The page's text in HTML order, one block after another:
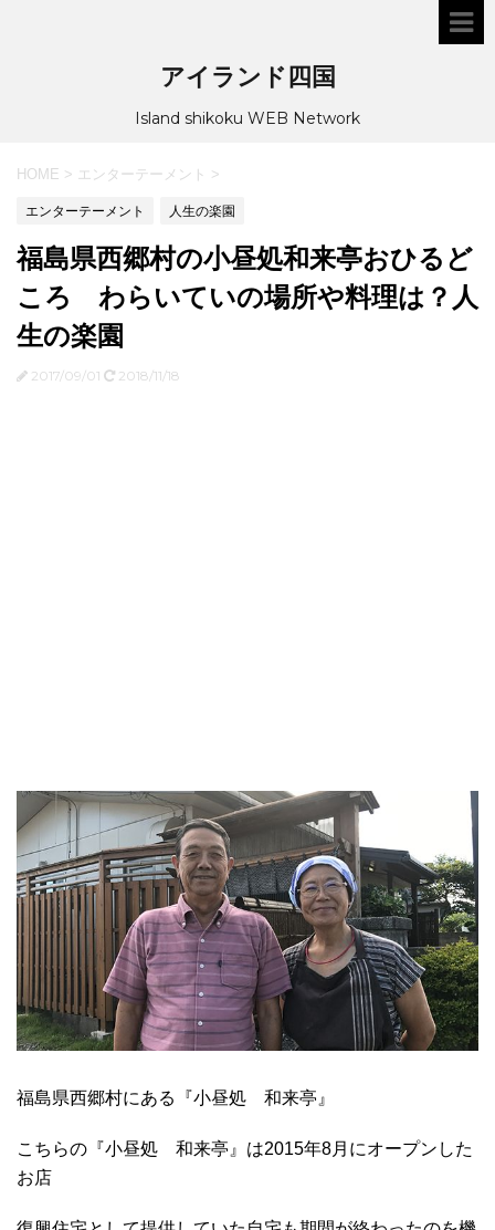
アイランド四国
Island shikoku WEB Network
HOME > エンターテーメント >
エンターテーメント 人生の楽園
福島県西郷村の小昼処和来亭おひるど
ころ わらいていの場所や料理は？人
生の楽園
2017/09/01 2018/11/18
福島県西郷村にある『小昼処 和来亭 』
こちらの『小昼処 和来亭 』は2015年8月にオープンした
お店